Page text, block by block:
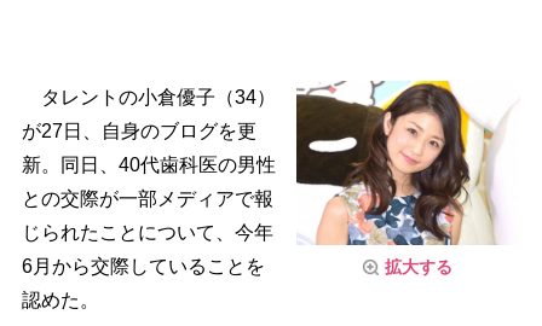
拡大する
タレントの小倉優子（34）
が27日、自身のブログを更
新。同日、40代歯科医の男性
との交際が一部メディアで報
じられたことについて、今年
6月から交際していることを
認めた。